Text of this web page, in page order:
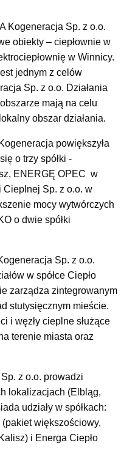
Kogeneracja Sp. z o.o.
obiekty – ciepłownie w
w Winnicy.
jednym z celów
Sp. z o.o. Działania
mają na celu
obszar działania.
powiększyła
o trzy spółki -
ENERGĘ OPEC w
Cieplnej Sp. z o.o. w
mocy wytwórczych
o dwie spółki
Sp. z o.o.
w spółce Ciepło
zarządza zintegrowanym
stutysięcznym mieście.
i węzły cieplne służące
terenie miasta oraz
z o.o. prowadzi
lokalizacjach (Elbląg,
udziały w spółkach:
większościowy,
i Energa Ciepło